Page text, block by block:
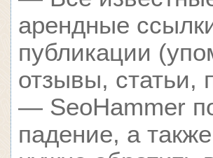
арендные
публикации
отзывы, статьи,
— SeoHammer
падение, а